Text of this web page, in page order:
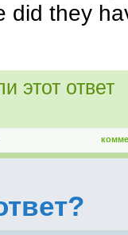
did they
этот ответ